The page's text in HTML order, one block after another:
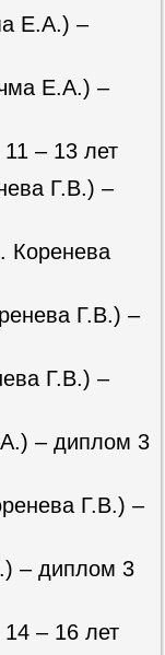
Е.А.) –
Е.А.) –
Г.В.) –
Коренева
Г.В.) –
Г.В.) –
– диплом 3
Г.В.) –
– диплом 3